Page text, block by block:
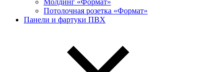
Молдинг «Формат»
Потолочная розетка «Формат»
Панели и фартуки ПВХ